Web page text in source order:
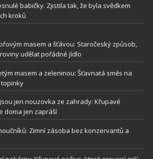
babičky. Zjistila tak, že byla svědkem
kroků
masem a šťávou: Staročeský způsob,
udělat pořádné jídlo
masem a zeleninou: Šťavnatá směs na
jen nouzovka ze zahrady: Křupavé
doma jen zapráší
Zimní zásoba bez konzervantů a